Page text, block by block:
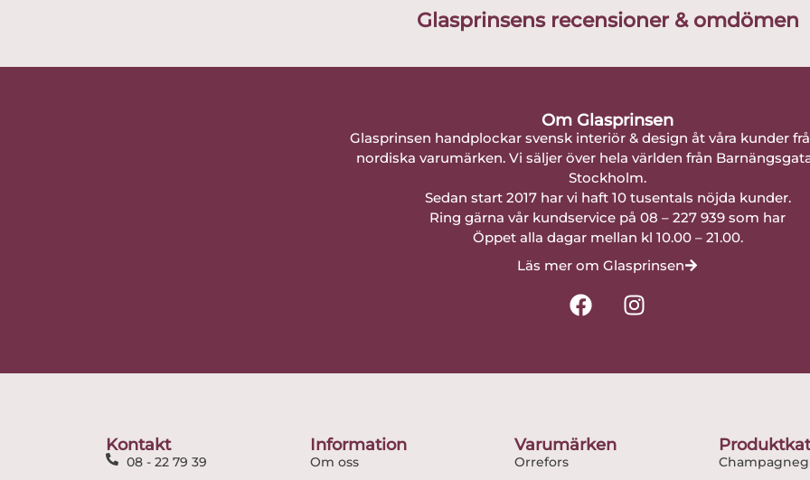
Glasprinsens recensioner & omdömen
Om Glasprinsen
Glasprinsen handplockar svensk interiör & design åt våra kunder
nordiska varumärken. Vi säljer över hela världen från
Stockholm.
Sedan start 2017 har vi haft 10 tusentals nöjda kunder.
Ring gärna vår kundservice på 08 – 227 939 som har
Öppet alla dagar mellan kl 10.00 – 21.00.
Läs mer om Glasprinsen
F
a
k
I
n
Kontakt
08 - 22 79 39
Information
Om oss
Varumärken
Orrefors